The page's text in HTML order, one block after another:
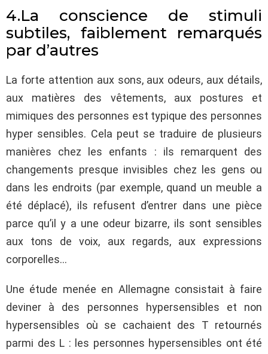
4.La conscience de stimuli
subtiles, faiblement remarqués
par d’autres
La forte attention aux sons, aux odeurs, aux détails,
aux matières des vêtements, aux postures et
mimiques des personnes est typique des personnes
hyper sensibles. Cela peut se traduire de plusieurs
manières chez les enfants : ils remarquent des
changements presque invisibles chez les gens ou
dans les endroits (par exemple, quand un meuble a
été déplacé), ils refusent d’entrer dans une pièce
parce qu’il y a une odeur bizarre, ils sont sensibles
aux tons de voix, aux regards, aux expressions
corporelles…
Une étude menée en Allemagne consistait à faire
deviner à des personnes hypersensibles et non
hypersensibles où se cachaient des T retournés
parmi des L : les personnes hypersensibles ont été